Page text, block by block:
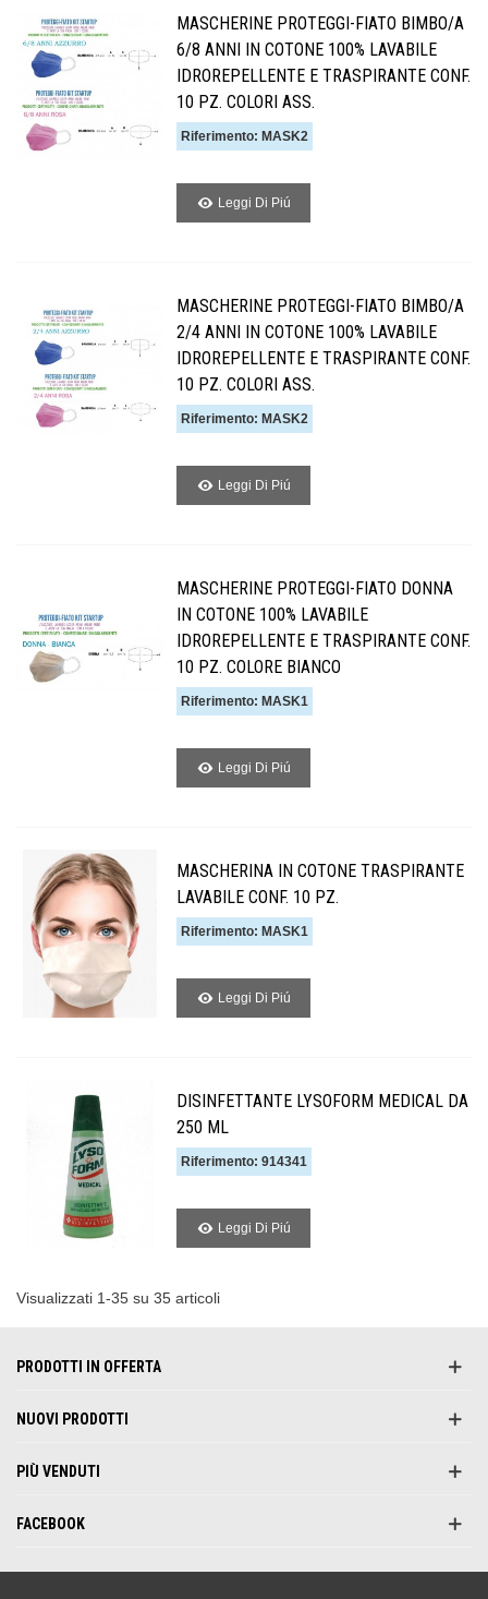
MASCHERINE PROTEGGI-FIATO BIMBO/A
6/8 ANNI IN COTONE 100% LAVABILE
IDROREPELLENTE E TRASPIRANTE CONF.
10 PZ. COLORI ASS.
Riferimento: MASK2
Leggi Di Piú
MASCHERINE PROTEGGI-FIATO BIMBO/A
2/4 ANNI IN COTONE 100% LAVABILE
IDROREPELLENTE E TRASPIRANTE CONF.
10 PZ. COLORI ASS.
Riferimento: MASK2
Leggi Di Piú
MASCHERINE PROTEGGI-FIATO DONNA
IN COTONE 100% LAVABILE
IDROREPELLENTE E TRASPIRANTE CONF.
10 PZ. COLORE BIANCO
Riferimento: MASK1
Leggi Di Piú
MASCHERINA IN COTONE TRASPIRANTE
LAVABILE CONF. 10 PZ.
Riferimento: MASK1
Leggi Di Piú
DISINFETTANTE LYSOFORM MEDICAL DA
250 ML
Riferimento: 914341
Leggi Di Piú
Visualizzati 1-35 su 35 articoli
PRODOTTI IN OFFERTA
NUOVI PRODOTTI
PIÙ VENDUTI
FACEBOOK